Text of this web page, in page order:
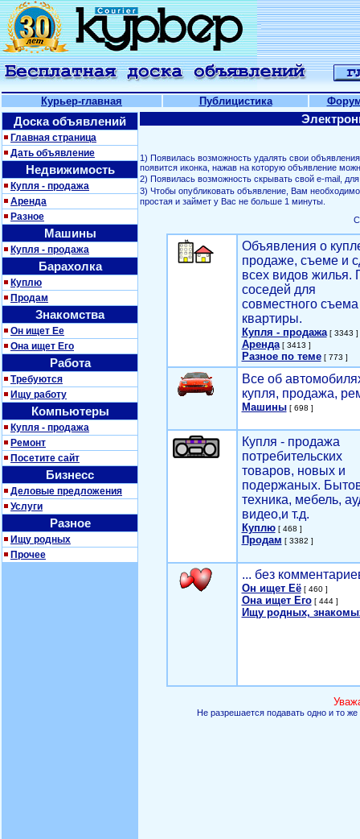
Курьер-главная Публицистика
Доска объявлений
Главная страница
Дать объявление
Недвижимость
Купля - продажа
Аренда
Разное
Машины
Купля - продажа
Барахолка
Куплю
Продам
Знакомства
Он ищет Ее
Она ищет Его
Работа
Требуются
Ищу работу
Компьютеры
Купля - продажа
Ремонт
Посетите сайт
Бизнесс
Деловые предложения
Услуги
Разное
Ищу родных
Прочее
1) Появилась возможность удалять свои
появится иконка, нажав на которую объявление
2) Появилась возможность скрывать свой е-mail,
3) Чтобы опубликовать объявление, Вам
простая и займет у Вас не больше 1 минуты.
Объявления о
продаже, съеме и
всех видов жилья.
соседей для
совместного съема
квартиры.
Купля - продажа[ 3343 ]
Аренда[ 3413 ]
Разное по теме[ 773 ]
Все об
купля, продажа,
Машины[ 698 ]
Купля - продажа
потребительских
товаров, новых и
подержаных.
техника, мебель,
видео,и т.д.
Куплю[ 468 ]
Продам [ 3382 ]
... без
Он ищет Её[ 460 ]
Она ищет Его[ 444 ]
Ищу родных,
Не разрешается подавать одно и то